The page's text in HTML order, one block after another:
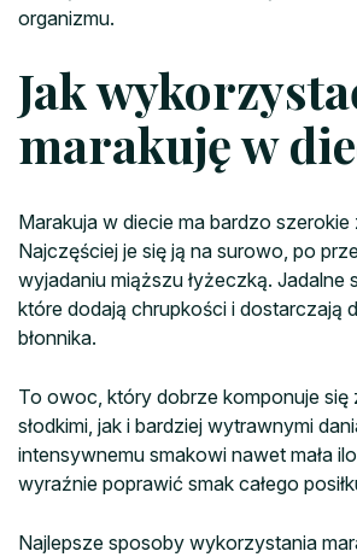
organizmu.
Jak
marakuję w
Marakuja w diecie ma bardzo
Najczęściej je się ją na surowo, po
wyjadaniu miąższu łyżeczką. Jadalne
które dodają chrupkości i dostarczają
błonnika.
To owoc, który dobrze komponuje się
słodkimi, jak i bardziej wytrawnymi
intensywnemu smakowi nawet mała
wyraźnie poprawić smak całego
Najlepsze sposoby wykorzystania